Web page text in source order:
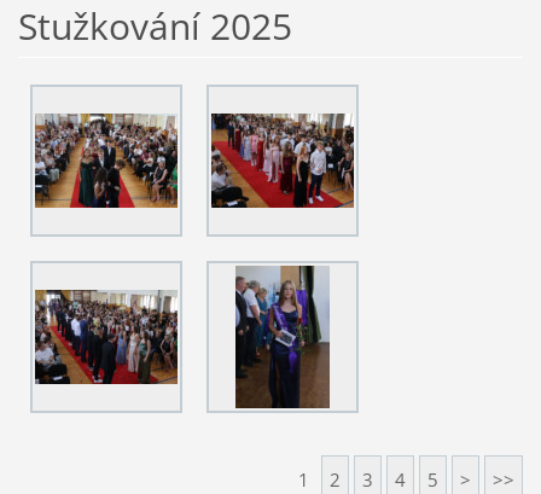
Stužkování 2025
1 2 3 4 5 > >>